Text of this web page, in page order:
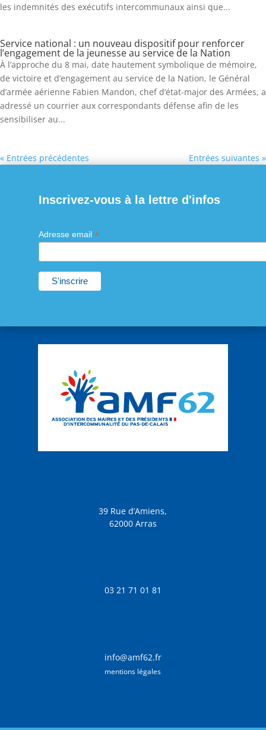
les indemnités des exécutifs intercommunaux ainsi que...
Service national : un nouveau dispositif pour renforcer
l’engagement de la jeunesse au service de la Nation
À l’approche du 8 mai, date hautement symbolique de mémoire,
de victoire et d’engagement au service de la Nation, le Général
d’armée aérienne Fabien Mandon, chef d’état-major des Armées, a
adressé un courrier aux correspondants défense afin de les
sensibiliser au...
« Entrées précédentes Entrées suivantes »
Inscrivez-vous à la lettre d'infos
Adresse email *
39 Rue d’Amiens,
62000 Arras
03 21 71 01 81
info@amf62.fr
mentions légales